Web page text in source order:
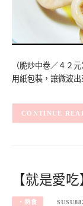
（脆炒中卷／４２
用紙包裝，讓微波
CONTINUE
【就是愛
‧熟食